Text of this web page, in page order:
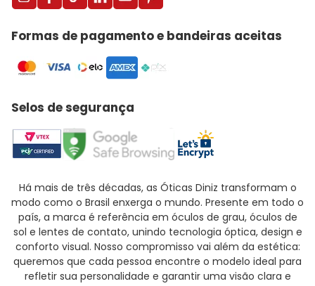
Formas de pagamento e bandeiras aceitas
Selos de segurança
Há mais de três décadas, as Óticas Diniz transformam o
modo como o Brasil enxerga o mundo. Presente em todo o
país, a marca é referência em óculos de grau, óculos de
sol e lentes de contato, unindo tecnologia óptica, design e
conforto visual. Nosso compromisso vai além da estética:
queremos que cada pessoa encontre o modelo ideal para
refletir sua personalidade e garantir uma visão clara e